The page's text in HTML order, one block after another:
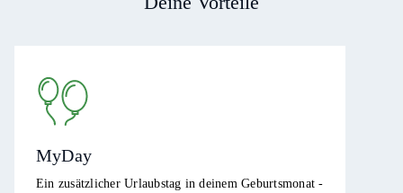
MyDay
Ein zusätzlicher Urlaubstag in deinem Geburtsmonat -